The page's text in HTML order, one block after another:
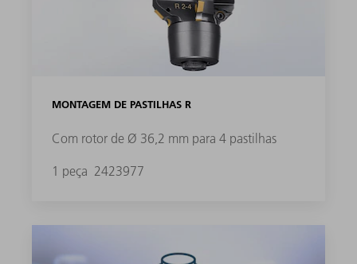
MONTAGEM DE PASTILHAS R
Com rotor de Ø 36,2 mm para 4 pastilhas
1 peça 2423977